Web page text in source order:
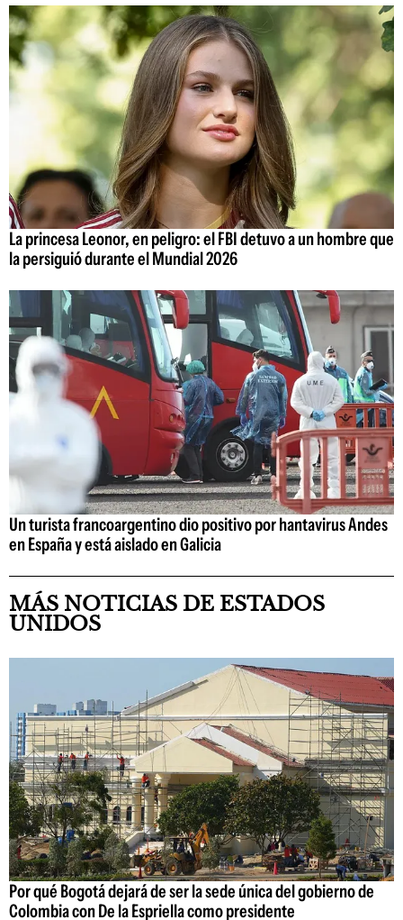
La princesa Leonor, en peligro: el FBI detuvo a un hombre que
la persiguió durante el Mundial 2026
Un turista francoargentino dio positivo por hantavirus Andes
en España y está aislado en Galicia
MÁS NOTICIAS DE ESTADOS
UNIDOS
Por qué Bogotá dejará de ser la sede única del gobierno de
Colombia con De la Espriella como presidente